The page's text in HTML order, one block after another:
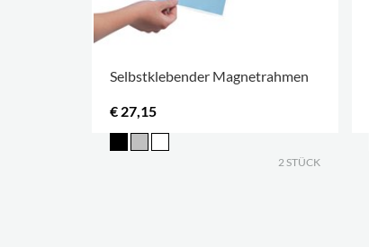
Selbstklebender Magnetrahmen
€ 27,15
2 STÜCK